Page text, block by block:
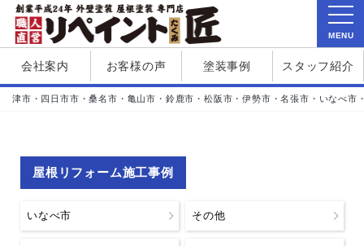
会社案内 お客様の声 塗装事例 スタッフ紹介
津市・四日市市・桑名市・亀山市・鈴鹿市・松阪市・伊勢市・名張市・いなべ市
屋根リフォーム施工事例
いなべ市 その他
MENU